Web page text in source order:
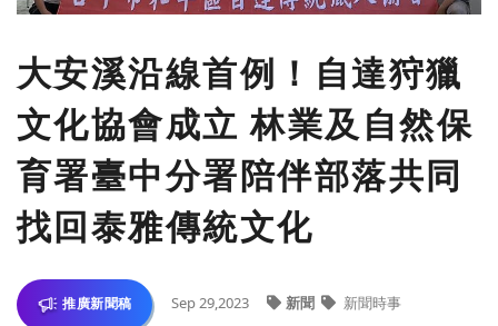
大安溪沿線首例！自達狩獵
文化協會成立 林業及自然保
育署臺中分署陪伴部落共同
找回泰雅傳統文化
推廣新聞稿 Sep 29,2023 新聞 新聞時事